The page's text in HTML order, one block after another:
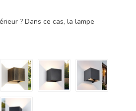
? Dans ce cas, la lampe